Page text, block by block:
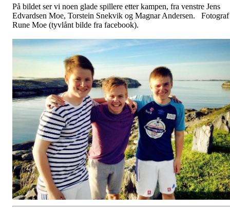
På bildet ser vi noen glade spillere etter kampen, fra venstre Jens
Edvardsen Moe, Torstein Snekvik og Magnar Andersen. Fotograf
Rune Moe (tyvlånt bilde fra facebook).